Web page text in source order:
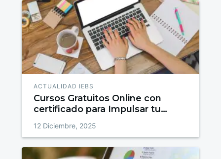
ACTUALIDAD IEBS
Cursos Gratuitos Online con
certificado para Impulsar tu
12 Diciembre, 2025